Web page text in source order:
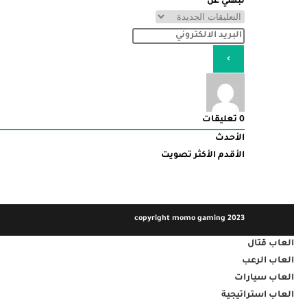
0 تعليقات
الأحدث
الأقدم الأكثر تصويت
copyright momo gaming 2023
العاب قتال
العاب الرعب
العاب سيارات
العاب استراتيجية